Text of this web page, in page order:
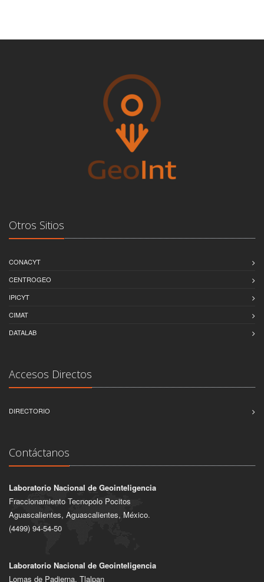
Otros Sitios
CONACYT
CENTROGEO
IPICYT
CIMAT
DATALAB
Accesos Directos
DIRECTORIO
Contáctanos
Laboratorio Nacional de Geointeligencia
Fraccionamiento Tecnopolo Pocitos
Aguascalientes, Aguascalientes, México.
(4499) 94-54-50
Laboratorio Nacional de Geointeligencia
Lomas de Padierna, Tlalpan